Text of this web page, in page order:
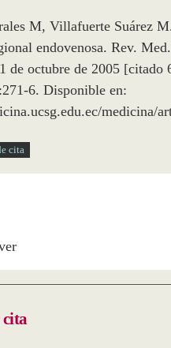
M, Villafuerte Suárez
endovenosa. Rev.
de octubre de 2005 [citado
6. Disponible en:
medicina/
cita
cita